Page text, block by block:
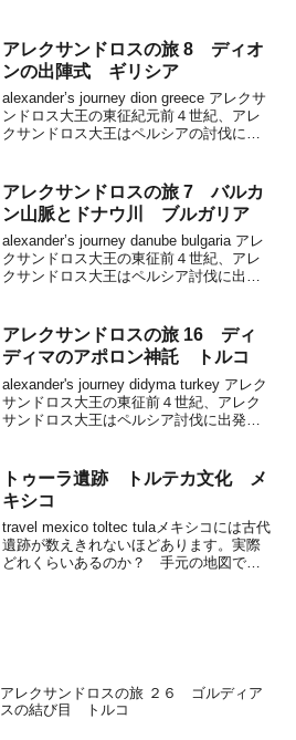
ガラッソスを発ったマ...
アレクサンドロスの旅 8 ディオ
ンの出陣式 ギリシア
alexander’s journey dion greece アレクサ
ンドロス大王の東征紀元前４世紀、アレ
クサンドロス大王はペルシアの討伐に出
す。その旅を２１世紀に復...
アレクサンドロスの旅 7 バルカ
ン山脈とドナウ川 ブルガリア
alexander’s journey danube bulgaria アレ
クサンドロス大王の東征前４世紀、アレ
クサンドロス大王はペルシア討伐に出発
ア討伐のため北進する...
アレクサンドロスの旅 16 ディ
ディマのアポロン神託 トルコ
alexander's journey didyma turkey アレク
サンドロス大王の東征前４世紀、アレク
サンドロス大王はペルシア討伐に出発中
スから２０ｋｍ、ミレト...
トゥーラ遺跡 トルテカ文化 メ
キシコ
travel mexico toltec tulaメキシコには古代
遺跡が数えきれないほどあります。実際
どれくらいあるのか？ 手元の地図で８
アレクサンドロスの旅 ２６ ゴルディア
スの結び目 トルコ